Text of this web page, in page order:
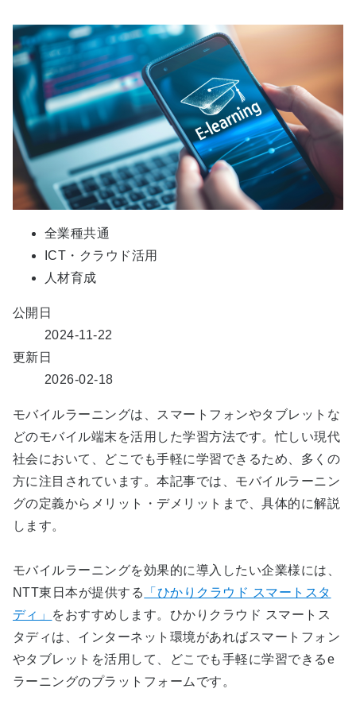
全業種共通
ICT・クラウド活用
人材育成
公開日
2024-11-22
更新日
2026-02-18
モバイルラーニングは、スマートフォンやタブレットな
どのモバイル端末を活用した学習方法です。忙しい現代
社会において、どこでも手軽に学習できるため、多くの
方に注目されています。本記事では、モバイルラーニン
グの定義からメリット・デメリットまで、具体的に解説
します。
モバイルラーニングを効果的に導入したい企業様には、
NTT東日本が提供する
「ひかりクラウド スマートスタ
ディ」 をおすすめします。ひかりクラウド スマートス
タディは、インターネット環境があればスマートフォン
やタブレットを活用して、どこでも手軽に学習できるe
ラーニングのプラットフォームです。